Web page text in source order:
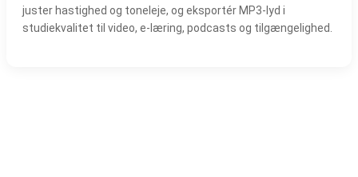
juster hastighed og toneleje, og eksportér MP3-lyd i
studiekvalitet til video, e-læring, podcasts og tilgængelighed.